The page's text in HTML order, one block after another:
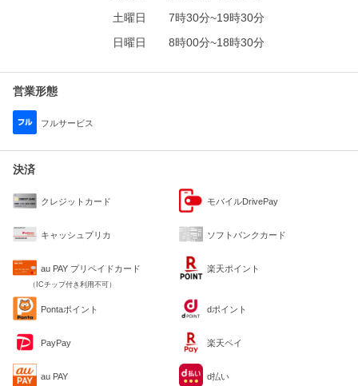
土曜日
7時30分~19時30分
日曜日
8時00分~18時30分
営業形態
フルサービス
決済
クレジットカード モバイルDrivePay
キャッシュプリカ ソフトバンクカード
au PAY プリペイドカード
（ICチップ付き利用不可）
楽天ポイント
Pontaポイント dポイント
PayPay 楽天ペイ
au PAY d払い